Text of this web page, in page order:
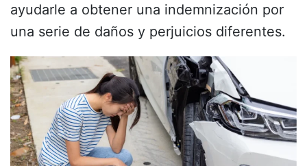
ayudarle a obtener una indemnización por
una serie de daños y perjuicios diferentes.